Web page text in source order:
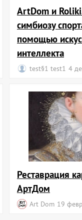
ArtDom и
симбиозу
помощью
интеллекта
test§1 test1 4
Реставрация
АртДом
Art Dom 19